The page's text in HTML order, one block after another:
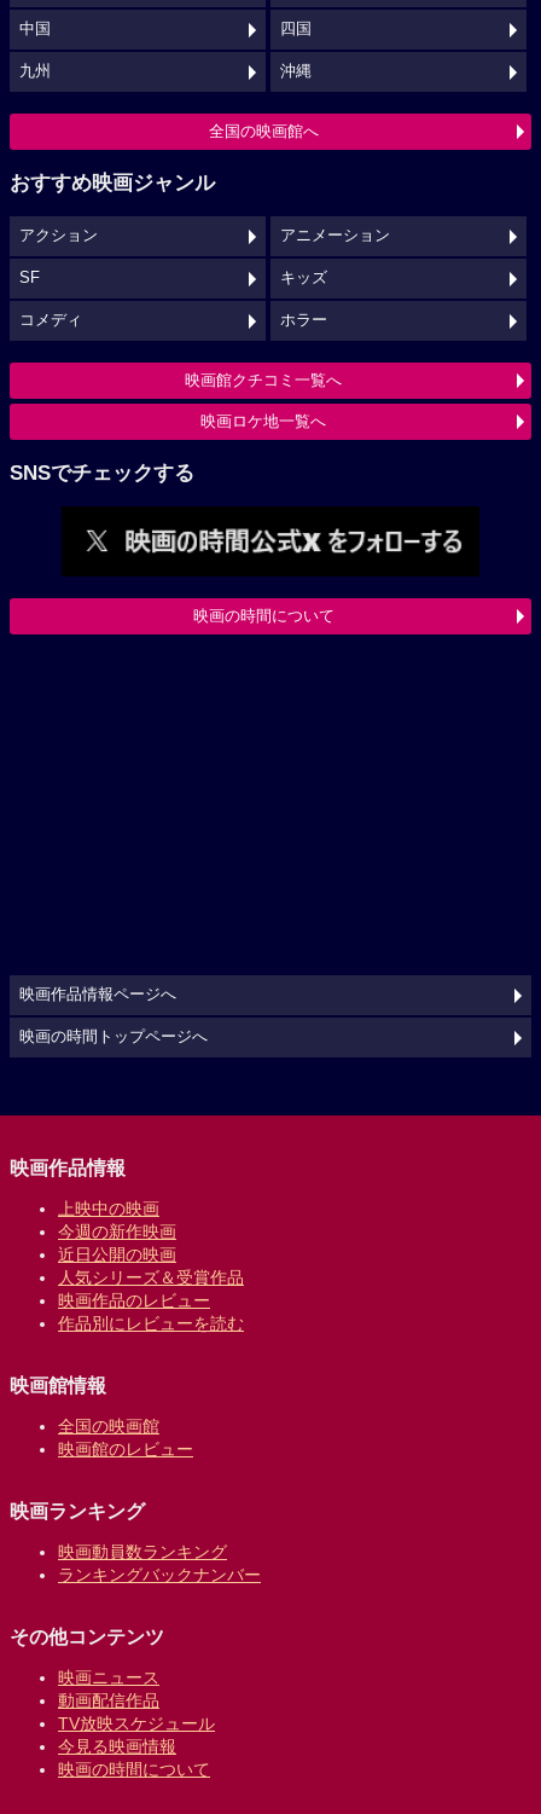
中国 四国
九州 沖縄
全国の映画館へ
おすすめ映画ジャンル
アクション アニメーション
SF キッズ
コメディ ホラー
映画館クチコミ一覧へ
映画ロケ地一覧へ
SNSでチェックする
映画の時間について
映画作品情報ページへ
映画の時間トップページへ
映画作品情報
上映中の映画
今週の新作映画
近日公開の映画
人気シリーズ＆受賞作品
映画作品のレビュー
作品別にレビューを読む
映画館情報
全国の映画館
映画館のレビュー
映画ランキング
映画動員数ランキング
ランキングバックナンバー
その他コンテンツ
映画ニュース
動画配信作品
TV放映スケジュール
今見る映画情報
映画の時間について